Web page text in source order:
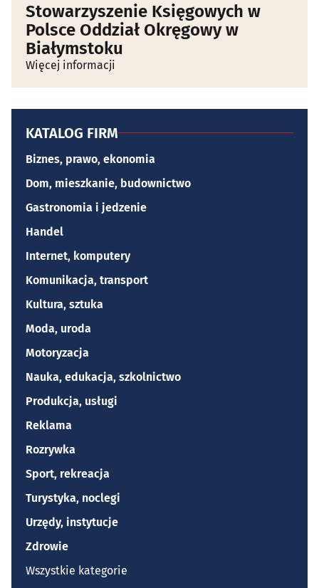
Stowarzyszenie Księgowych w
Polsce Oddział Okręgowy w
Białymstoku
Więcej informacji
KATALOG FIRM
Biznes, prawo, ekonomia
Dom, mieszkanie, budownictwo
Gastronomia i jedzenie
Handel
Internet, komputery
Komunikacja, transport
Kultura, sztuka
Moda, uroda
Motoryzacja
Nauka, edukacja, szkolnictwo
Produkcja, usługi
Reklama
Rozrywka
Sport, rekreacja
Turystyka, noclegi
Urzędy, instytucje
Zdrowie
Wszystkie kategorie